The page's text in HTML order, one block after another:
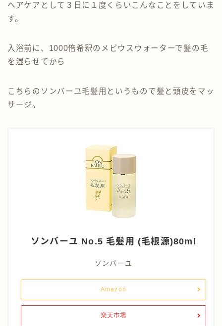
ヘアケアとして３日に１度くらいこんなことをしていま
す。
入浴前に、1000倍希釈のメビウスウォーターで髪の毛
を湿らせてから
こちらのソンバーユ毛髪用というもので髪と頭皮をマッ
サージ。
ソンバーユ No.5 毛髪用 (毛根源)80ml
ソンバーユ
Amazon
楽天市場